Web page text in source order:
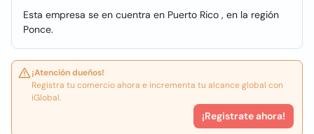
Esta empresa se en cuentra en Puerto Rico , en la región
Ponce.
¡Atención dueños!
Registra tu comercio ahora e incrementa tu alcance global con
iGlobal.
¡Registrate ahora!